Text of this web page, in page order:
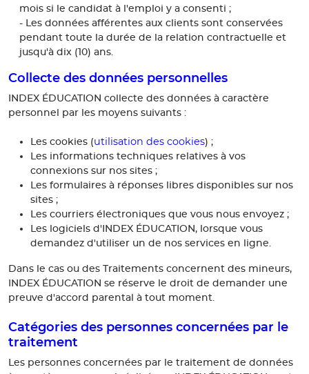
mois si le candidat à l'emploi y a consenti ;
- Les données afférentes aux clients sont conservées
pendant toute la durée de la relation contractuelle et
jusqu'à dix (10) ans.
Collecte des données personnelles
INDEX ÉDUCATION collecte des données à caractère
personnel par les moyens suivants :
Les cookies (utilisation des cookies) ;
Les informations techniques relatives à vos
connexions sur nos sites ;
Les formulaires à réponses libres disponibles sur nos
sites ;
Les courriers électroniques que vous nous envoyez ;
Les logiciels d'INDEX ÉDUCATION, lorsque vous
demandez d'utiliser un de nos services en ligne.
Dans le cas ou des Traitements concernent des mineurs,
INDEX ÉDUCATION se réserve le droit de demander une
preuve d'accord parental à tout moment.
Catégories des personnes concernées par le
traitement
Les personnes concernées par le traitement de données